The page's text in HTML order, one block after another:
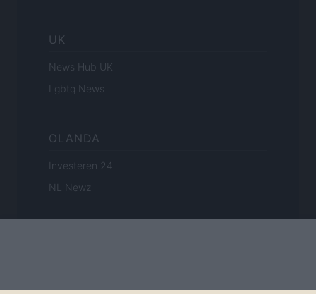
UK
News Hub UK
Lgbtq News
OLANDA
Investeren 24
NL Newz